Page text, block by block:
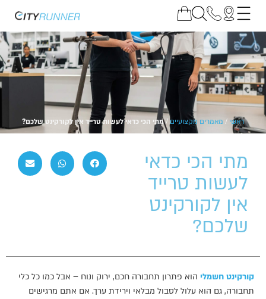
ראשי / מאמרים מקצועיים/מתי הכי כדאי לעשות טרייד אין לקורקינט שלכם?
מתי הכי כדאי
לעשות טרייד
אין לקורקינט
שלכם?
קורקינט חשמלי הוא פתרון תחבורה חכם, ירוק ונוח – אבל כמו כל כלי
תחבורה, גם הוא עלול לסבול מבלאי וירידת ערך. אם אתם מרגישים